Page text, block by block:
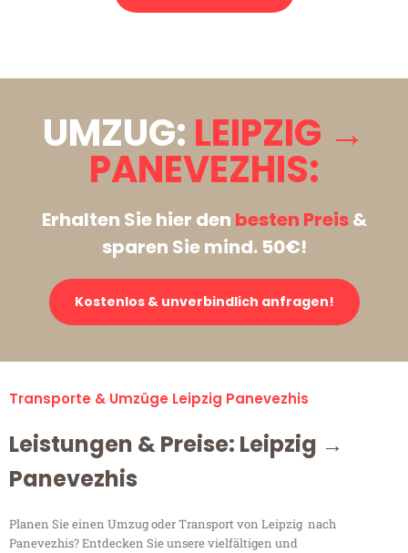
UMZUG: LEIPZIG →
PANEVEZHIS:
Erhalten Sie hier den besten Preis&
sparen Sie mind. 50€!
Kostenlos & unverbindlich anfragen!
Transporte & Umzüge Leipzig Panevezhis
Leistungen & Preise: Leipzig →
Panevezhis
Planen Sie einen Umzug oder Transport von Leipzig nach
Panevezhis? Entdecken Sie unsere vielfältigen und